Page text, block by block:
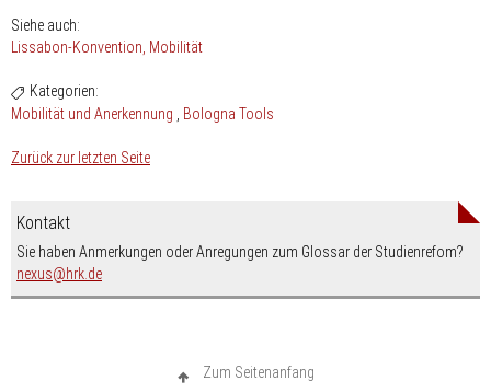
Siehe auch:
Lissabon-Konvention Mobilität
Kategorien:
Mobilität und Anerkennung
Bologna Tools
Zurück zur letzten Seite
Kontakt
Sie haben Anmerkungen oder Anregungen zum Glossar der Studienrefom?
nexus
nospam-
hrk.de
Zum Seitenanfang